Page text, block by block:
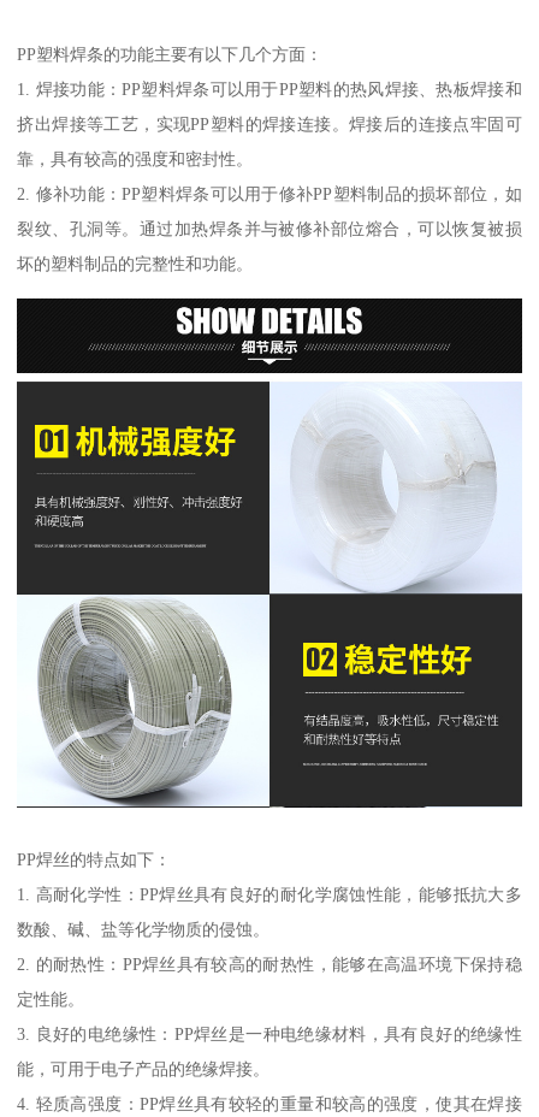
PP塑料焊条的功能主要有以下几个方面：
1. 焊接功能：PP塑料焊条可以用于PP塑料的热风焊接、热板焊接和
挤出焊接等工艺，实现PP塑料的焊接连接。焊接后的连接点牢固可
靠，具有较高的强度和密封性。
2. 修补功能：PP塑料焊条可以用于修补PP塑料制品的损坏部位，如
裂纹、孔洞等。通过加热焊条并与被修补部位熔合，可以恢复被损
坏的塑料制品的完整性和功能。
PP焊丝的特点如下：
1. 高耐化学性：PP焊丝具有良好的耐化学腐蚀性能，能够抵抗大多
数酸、碱、盐等化学物质的侵蚀。
2. 的耐热性：PP焊丝具有较高的耐热性，能够在高温环境下保持稳
定性能。
3. 良好的电绝缘性：PP焊丝是一种电绝缘材料，具有良好的绝缘性
能，可用于电子产品的绝缘焊接。
4. 轻质高强度：PP焊丝具有较轻的重量和较高的强度，使其在焊接